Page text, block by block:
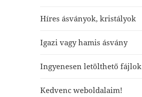
Híres ásványok, kristályok
Igazi vagy hamis ásvány
Ingyenesen letölthető fájlok
Kedvenc weboldalaim!